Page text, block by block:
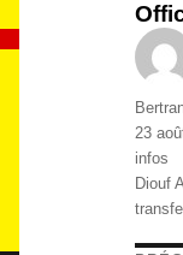
Auteur
Publié
le
23
infos
Diouf